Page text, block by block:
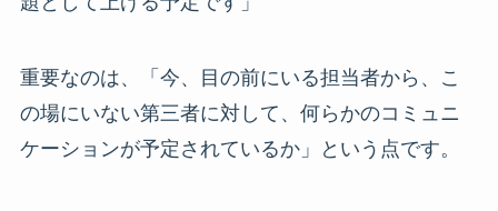
重要なのは、「今、目の前にいる担当者から、こ
の場にいない第三者に対して、何らかのコミュニ
ケーションが予定されているか」という点です。